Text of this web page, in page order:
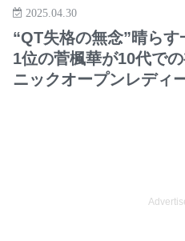
2025.04.30
“QT失格の無念”晴ら
1位の菅楓華が10代で
ニックオープンレディ